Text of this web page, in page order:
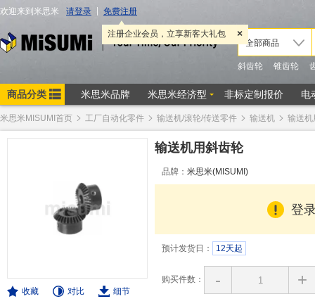
米思米MISUMI首页 工厂自动化零件 输送机/滚轮/传送零件 输送机 输送机
收藏 对比 细节
输送机用斜齿轮
品牌： 米思米(MISUMI)
登
预计发货日： 12天起
购买件数： - +